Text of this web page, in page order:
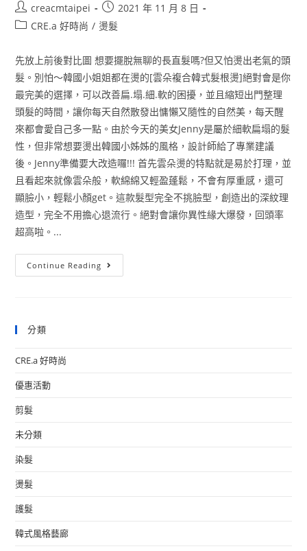
creacmtaipei
2021 年 11 月 8 日
CRE.a 好時尚 / 燙髮
先放上前後對比圖 想要擺脫無聊的長直髮嗎?但又怕燙出老氣的頭
髮。別怕～韓國小姐姐都在燙的[雲朵複合韓式髮根燙]絕對會是你
最完美的選擇，可以改善扁.塌.細.軟的困擾，並且縮短出門整理
頭髮的時間，讓你每天自然散發出慵懶又隨性的自然美，每天醒
來都會愛自己多一點。由於今天的美女Jenny是屬於細軟扁塌的髮
性，但非常想要燙出韓國小姊姊的風格，設計師給了專業建議
後。Jenny準備要大改造囉!!! 首先雲朵燙的特點就是易於打理，並
且看起來就像雲朵般，軟綿綿又輕盈蓬鬆，不會有厚重感，還可
顯臉小，輕鬆小顏get。這款髮型完全不挑臉型，創造出的深紋理
造型，完全不用擔心退流行。絕對會讓你異性緣大爆發，回頭率
超高啦。...
Continue Reading
分類
CRE.a 好時尚
優惠活動
剪髮
未分類
染髮
燙髮
護髮
韓式風格藝廊